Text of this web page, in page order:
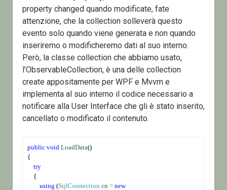
property changed quando modificate, fate
attenzione, che la collection solleverà questo
evento solo quando viene generata e non quando
inseriremo o modificheremo dati al suo interno.
Però, la classe collection che abbiamo usato,
l’ObservableCollection, è una delle collection
create appositamente per WPF e Mvvm e
implementa al suo interno il codice necessario a
notificare alla User Interface che gli è stato inserito,
cancellato o modificato il contenuto.
public void LoadData()
{
try
    {
using (SqlConnection cn = new